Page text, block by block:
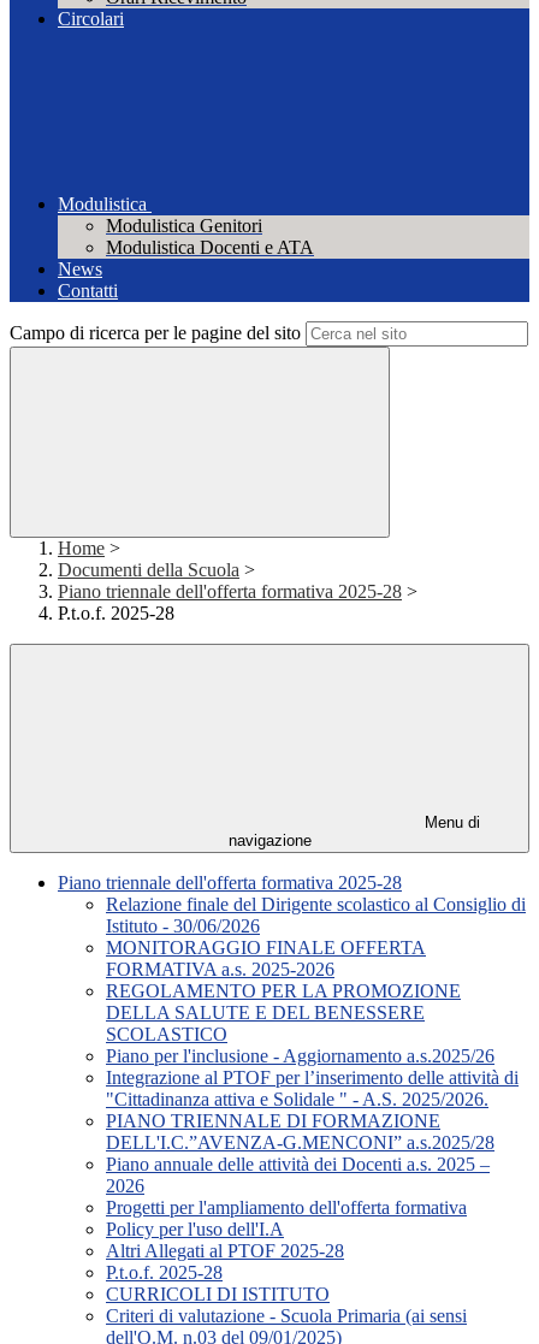
Circolari
Modulistica
Modulistica Genitori
Modulistica Docenti e ATA
News
Contatti
Campo di ricerca per le pagine del sito
Home >
Documenti della Scuola >
Piano triennale dell'offerta formativa 2025-28 >
P.t.o.f. 2025-28
Menu di
navigazione
Piano triennale dell'offerta formativa 2025-28
Relazione finale del Dirigente scolastico al Consiglio di
Istituto - 30/06/2026
MONITORAGGIO FINALE OFFERTA
FORMATIVA a.s. 2025-2026
REGOLAMENTO PER LA PROMOZIONE
DELLA SALUTE E DEL BENESSERE
SCOLASTICO
Piano per l'inclusione - Aggiornamento a.s.2025/26
Integrazione al PTOF per l’inserimento delle attività di
"Cittadinanza attiva e Solidale " - A.S. 2025/2026.
PIANO TRIENNALE DI FORMAZIONE
DELL'I.C.”AVENZA-G.MENCONI” a.s.2025/28
Piano annuale delle attività dei Docenti a.s. 2025 –
2026
Progetti per l'ampliamento dell'offerta formativa
Policy per l'uso dell'I.A
Altri Allegati al PTOF 2025-28
P.t.o.f. 2025-28
CURRICOLI DI ISTITUTO
Criteri di valutazione - Scuola Primaria (ai sensi
dell'O.M. n.03 del 09/01/2025)